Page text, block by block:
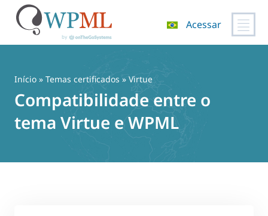
Acessar
Início » Temas certificados » Virtue
Compatibilidade entre o
tema Virtue e WPML